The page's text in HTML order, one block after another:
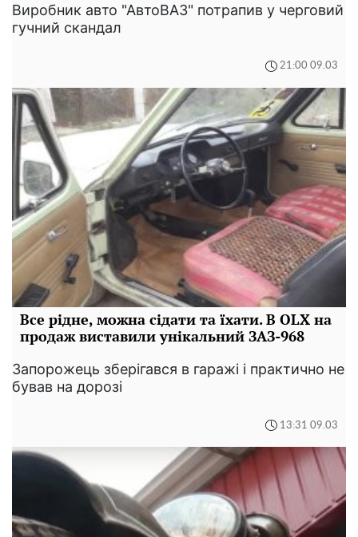
Виробник авто "АвтоВАЗ" потрапив у черговий
гучний скандал
21:00 09.03
Все рідне, можна сідати та їхати. В OLX на
продаж виставили унікальний ЗАЗ-968
Запорожець зберігався в гаражі і практично не
бував на дорозі
13:31 09.03